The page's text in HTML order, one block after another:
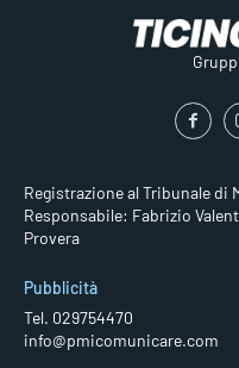
Registrazione al Tribunale di
Responsabile: Fabrizio
Provera
Pubblicità
Tel. 029754470
info@pmicomunicare.com